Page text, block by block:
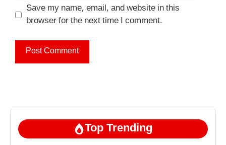
Save my name, email, and website in this
browser for the next time I comment.
Top Trending